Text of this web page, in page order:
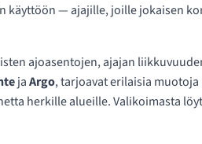
käyttöön — ajajille, joille jokaisen
ajoasentojen, ajajan
jaArgo, tarjoavat erilaisia
herkille alueille. Valikoimasta